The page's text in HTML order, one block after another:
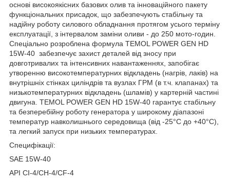
основі високоякісних базових олив та інноваційного пакету
функціональних присадок, що забезпечують стабільну та
надійну роботу силового обладнання протягом усього терміну
експлуатації, з інтервалом заміни оливи - до 250 мото-годин.
Спеціально розроблена формула TEMOL POWER GEN HD
15W-40 забезпечує захист деталей від зносу при
довготривалих та інтенсивних навантаженнях, запобігає
утворенню високотемпературних відкладень (нагрів, лаків) на
внутрішніх стінках циліндрів та вузлах ГРМ (в т.ч. клапанах) та
низькотемпературних відкладень (шламів) у картерній частині
двигуна. TEMOL POWER GEN HD 15W-40 гарантує стабільну
та безперебійну роботу генератора у широкому діапазоні
температур навколишнього середовища (від -25°С до +40°С),
та легкий запуск при низьких температурах.
Специфікації:
SAE 15W-40
API CI-4/СH-4/CF-4